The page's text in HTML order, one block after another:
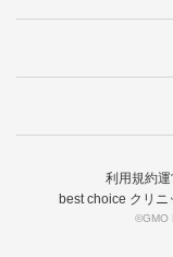
利用規約運
best choice クリニ
©GMO